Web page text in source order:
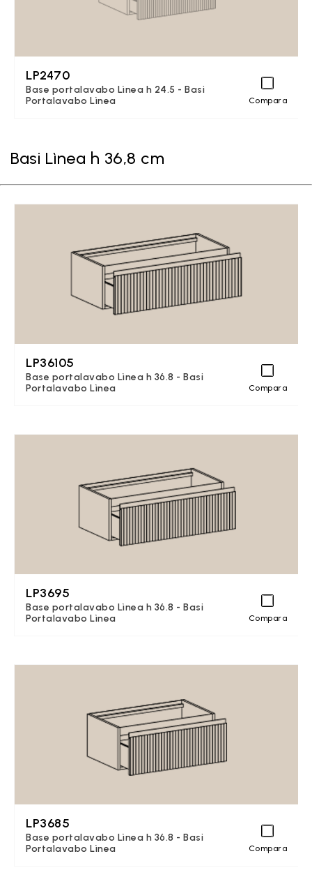
LP2470
Base portalavabo Lìnea h 24.5 - Basi
Portalavabo Lìnea
Compara
Basi Lìnea h 36,8 cm
LP36105
Base portalavabo Lìnea h 36.8 - Basi
Portalavabo Lìnea
Compara
LP3695
Base portalavabo Lìnea h 36.8 - Basi
Portalavabo Lìnea
Compara
LP3685
Base portalavabo Lìnea h 36.8 - Basi
Portalavabo Lìnea
Compara